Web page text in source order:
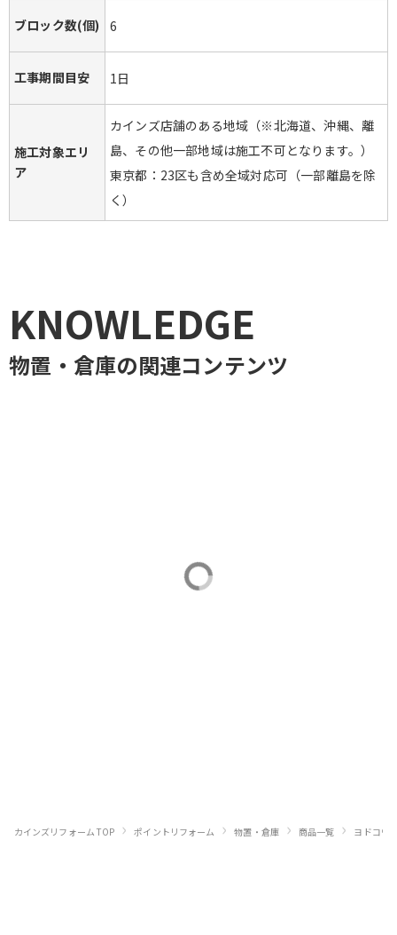
ブロック数(個) 6
工事期間目安 1日
施工対象エリ
ア
カインズ店舗のある地域（※北海道、沖縄、離
島、その他一部地域は施工不可となります。）
東京都：23区も含め全域対応可（一部離島を除
く）
KNOWLEDGE
物置・倉庫の関連コンテンツ
カインズリフォーム TOP › ポイントリフォーム › 物置・倉庫 › 商品一覧 › ヨドコウ